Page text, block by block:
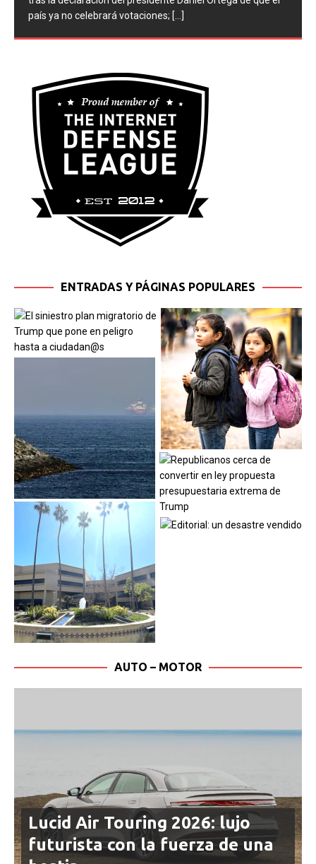
tras la declaración del presidente Daniel Ortega de que el
país ya no celebrará votaciones; [...]
Lucid Air Touring 2026: lujo
futurista con la fuerza de una